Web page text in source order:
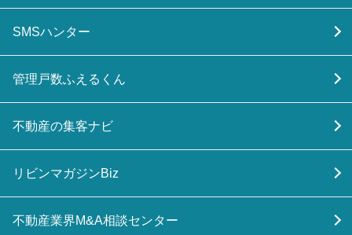
SMSハンター
管理戸数ふえるくん
不動産の集客ナビ
リビンマガジンBiz
不動産業界M&A相談センター